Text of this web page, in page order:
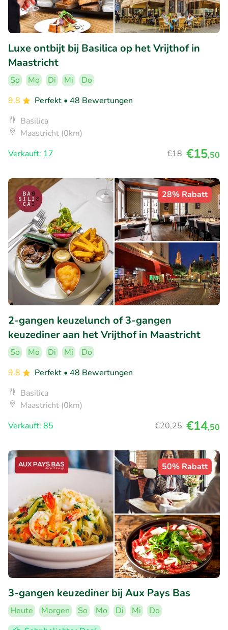
Luxe ontbijt bij Basilica op het Vrijthof in
Maastricht
So Mo Di Mi
Do
9.8
Perfekt • 48 Bewertungen
Basilica
Maastricht (0km)
Verkauft: 17
€18 €15,50
28% Rabatt
2-gangen keuzelunch of 3-gangen
keuzediner aan het Vrijthof in Maastricht
So Mo Di Mi
Do
9.8
Perfekt • 48 Bewertungen
Basilica
Maastricht (0km)
Verkauft: 85
€20,25 €14,50
50% Rabatt
3-gangen keuzediner bij Aux Pays Bas
Heute Morgen So Mo Di Mi
Do